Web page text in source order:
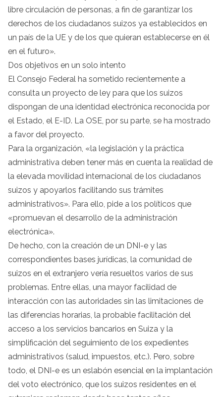
libre circulación de personas, a fin de garantizar los
derechos de los ciudadanos suizos ya establecidos en
un país de la UE y de los que quieran establecerse en él
en el futuro».
Dos objetivos en un solo intento
El Consejo Federal ha sometido recientemente a
consulta un proyecto de ley para que los suizos
dispongan de una identidad electrónica reconocida por
el Estado, el E-ID. La OSE, por su parte, se ha mostrado
a favor del proyecto.
Para la organización, «la legislación y la práctica
administrativa deben tener más en cuenta la realidad de
la elevada movilidad internacional de los ciudadanos
suizos y apoyarlos facilitando sus trámites
administrativos». Para ello, pide a los políticos que
«promuevan el desarrollo de la administración
electrónica».
De hecho, con la creación de un DNI-e y las
correspondientes bases jurídicas, la comunidad de
suizos en el extranjero vería resueltos varios de sus
problemas. Entre ellas, una mayor facilidad de
interacción con las autoridades sin las limitaciones de
las diferencias horarias, la probable facilitación del
acceso a los servicios bancarios en Suiza y la
simplificación del seguimiento de los expedientes
administrativos (salud, impuestos, etc.). Pero, sobre
todo, el DNI-e es un eslabón esencial en la implantación
del voto electrónico, que los suizos residentes en el